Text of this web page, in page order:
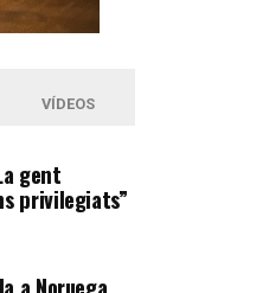
VÍDEOS
gent
privilegiats”
a Noruega